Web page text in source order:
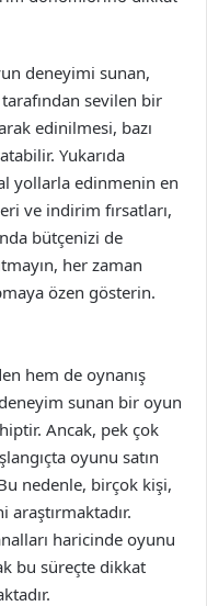
deneyimi sunan,
sevilen bir
edinilmesi, bazı
Yukarıda
yollarla edinmenin en
ve indirim fırsatları,
bütçenizi de
her zaman
özen gösterin.
hem de oynanış
sunan bir oyun
Ancak, pek çok
oyunu satın
nedenle, birçok kişi,
haricinde oyunu
bu süreçte dikkat